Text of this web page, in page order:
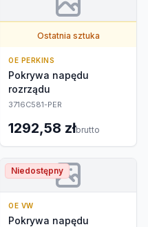
Ostatnia sztuka
OE PERKINS
Pokrywa napędu
rozrządu
3716C581-PER
1292,58 złbrutto
Niedostępny
OE VW
Pokrywa napędu